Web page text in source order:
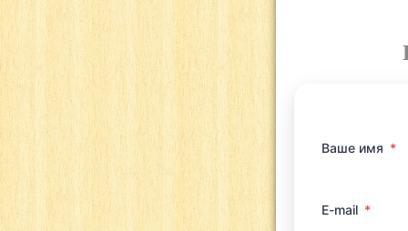
Ваше имя *
E-mail *